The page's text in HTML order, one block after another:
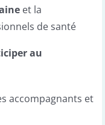
et la
de santé
au
accompagnants et